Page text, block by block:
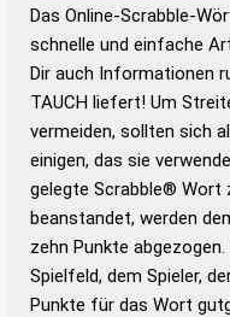
Wortwurzel liefert mit
Wortanalyse-
Wortbedeutung,
Gültigkeit eines
bestimmen!
Wörterbücher sind:
Das Online-Scrabble-
schnelle und einfache
Dir auch Informationen
TAUCH liefert! Um
vermeiden, sollten sich
einigen, das sie
gelegte Scrabble® Wort
beanstandet, werden
zehn Punkte
Spielfeld, dem Spieler,
Punkte für das Wort